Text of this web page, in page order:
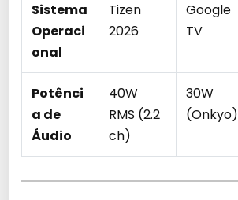
Sistema
Operaci
onal
Tizen
2026
Google
TV
Potênci
a de
Áudio
40W
RMS (2.2
ch)
30W
(Onkyo)